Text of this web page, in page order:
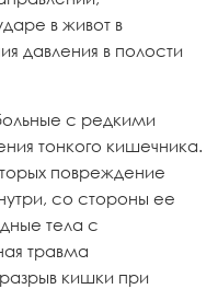
в живот в
давления в полости
с редкими
тонкого кишечника.
повреждение
со стороны ее
тела с
травма
кишки при